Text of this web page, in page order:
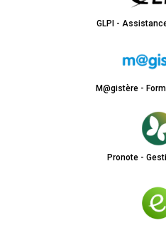
GLPI -
M@gistère -
Pronote -